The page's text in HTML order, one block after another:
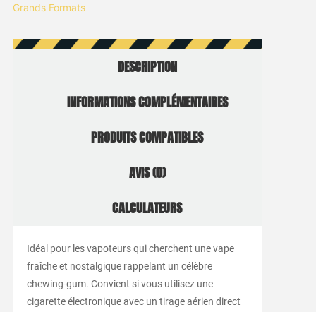
Grands Formats
DESCRIPTION
INFORMATIONS COMPLÉMENTAIRES
PRODUITS COMPATIBLES
AVIS (0)
CALCULATEURS
Idéal pour les vapoteurs qui cherchent une vape
fraîche et nostalgique rappelant un célèbre
chewing-gum. Convient si vous utilisez une
cigarette électronique avec un tirage aérien direct